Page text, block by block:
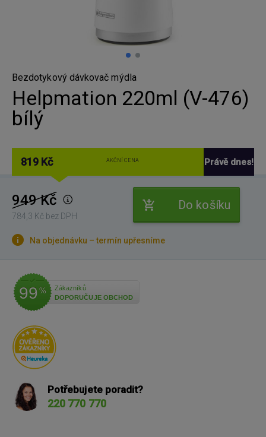
Bezdotykový dávkovač mýdla
Helpmation 220ml (V-476)
bílý
819 Kč AKČNÍ CENA Právě dnes!
949 Kč
784,3 Kč bez DPH
Do košíku
Na objednávku – termín upřesníme
99 %
Zákazníků
DOPORUČUJE OBCHOD
Potřebujete poradit?
220 770 770